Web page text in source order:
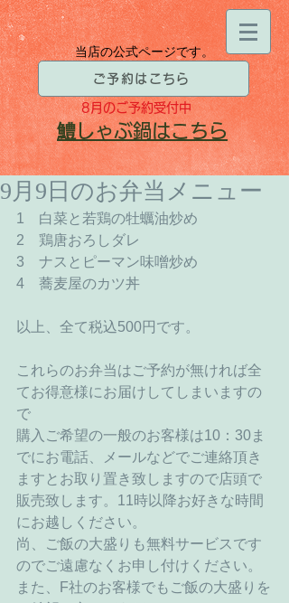
当店の公式ページです。
ご予約はこちら
8月のご予約受付中
​鱧しゃぶ鍋はこちら
9月9日のお弁当メニュー
1　白菜と若鶏の牡蠣油炒め
2　鶏唐おろしダレ
3　ナスとピーマン味噌炒め
4　蕎麦屋のカツ丼
以上、全て税込500円です。
これらのお弁当はご予約が無ければ全
てお得意様にお届けしてしまいますの
で
購入ご希望の一般のお客様は10：30ま
でにお電話、メールなどでご連絡頂き
ますとお取り置き致しますので店頭で
販売致します。11時以降お好きな時間
にお越しください。
尚、ご飯の大盛りも無料サービスです
のでご遠慮なくお申し付けください。
また、F社のお客様でもご飯の大盛りを